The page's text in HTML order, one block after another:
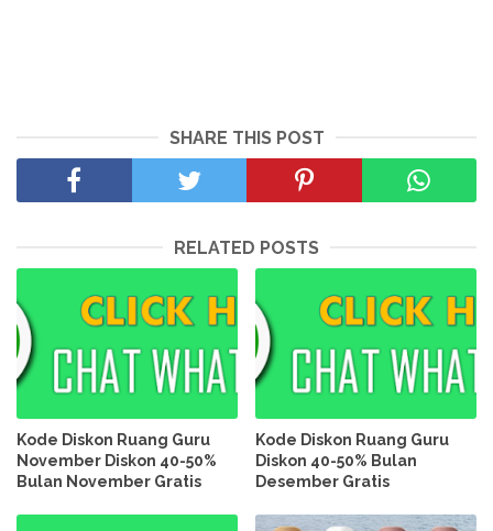
SHARE THIS POST
RELATED POSTS
Kode Diskon Ruang Guru
November Diskon 40-50%
Bulan November Gratis
Kode Diskon Ruang Guru
Diskon 40-50% Bulan
Desember Gratis